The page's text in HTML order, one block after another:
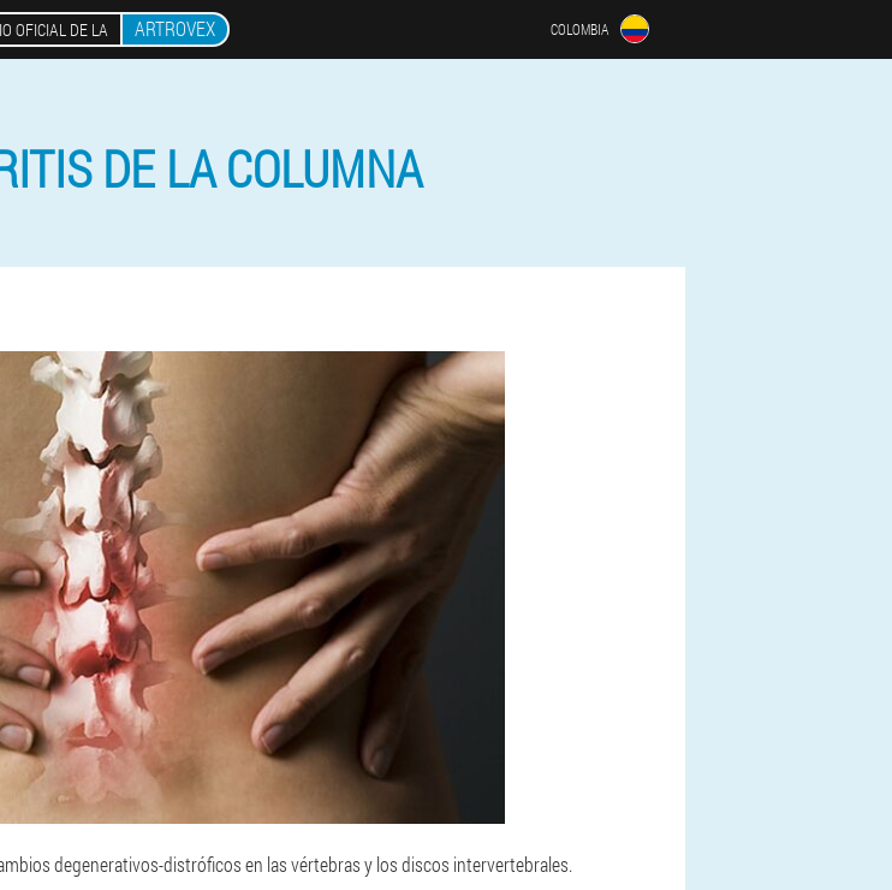
OFICIAL DE LA ARTROVEX COLOMBIA
DE LA COLUMNA
degenerativos-distróficos en las vértebras y los discos intervertebrales.